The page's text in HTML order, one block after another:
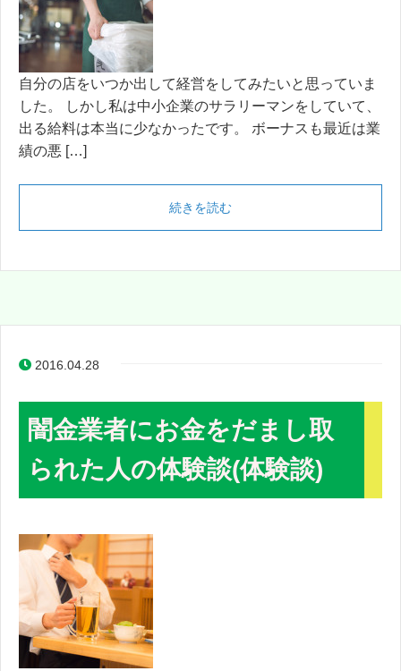
自分の店をいつか出して経営をしてみたいと思っていま
した。 しかし私は中小企業のサラリーマンをしていて、
出る給料は本当に少なかったです。 ボーナスも最近は業
績の悪 […]
続きを読む
2016.04.28
闇金業者にお金をだまし取
られた人の体験談(体験談)